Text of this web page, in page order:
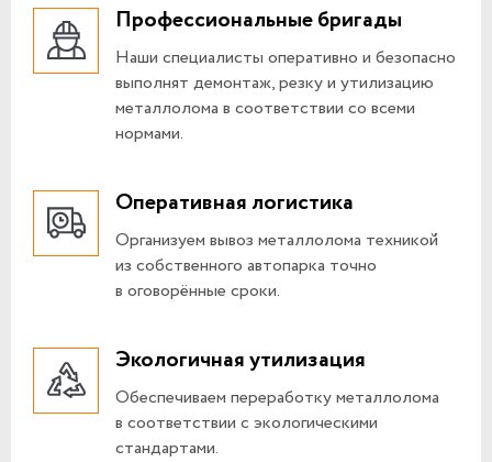
Профессиональные бригады
Наши специалисты оперативно и безопасно
выполнят демонтаж, резку и утилизацию
металлолома в соответствии со всеми
нормами.
Оперативная логистика
Организуем вывоз металлолома техникой
из собственного автопарка точно
в оговорённые сроки.
Экологичная утилизация
Обеспечиваем переработку металлолома
в соответствии с экологическими
стандартами.